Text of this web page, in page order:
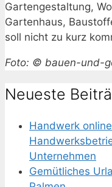
Gartengestaltung,
Gartenhaus,
soll nicht zu kurz
Foto: © bauen-und-
Neueste
Handwerk
Unternehmen
Gemütliches